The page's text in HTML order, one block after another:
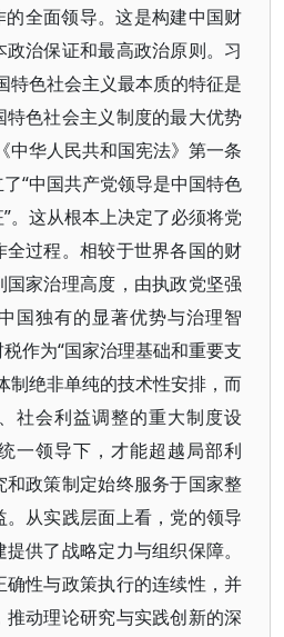
的全面领导。这是构建中国财
治保证和最高政治原则。习
特色社会主义最本质的特征是
色社会主义制度的最大优势
中华人民共和国宪法》第一条
“中国共产党领导是中国特色
。这从根本上决定了必须将党
过程。相较于世界各国的财
家治理高度，由执政党坚强
国独有的显著优势与治理智
作为“国家治理基础和重要支
制绝非单纯的技术性安排，而
社会利益调整的重大制度设
一领导下，才能超越局部利
政策制定始终服务于国家整
从实践层面上看，党的领导
供了战略定力与组织保障。
性与政策执行的连续性，并
动理论研究与实践创新的深